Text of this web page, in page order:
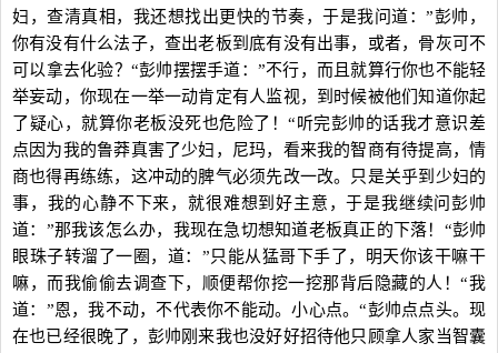
妇，查清真相，我还想找出更快的节奏，于是我问道：”彭帅，
你有没有什么法子，查出老板到底有没有出事，或者，骨灰可不
可以拿去化验？“彭帅摆摆手道：”不行，而且就算行你也不能轻
举妄动，你现在一举一动肯定有人监视，到时候被他们知道你起
了疑心，就算你老板没死也危险了！“听完彭帅的话我才意识差
点因为我的鲁莽真害了少妇，尼玛，看来我的智商有待提高，情
商也得再练练，这冲动的脾气必须先改一改。只是关乎到少妇的
事，我的心静不下来，就很难想到好主意，于是我继续问彭帅
道：”那我该怎么办，我现在急切想知道老板真正的下落！“彭帅
眼珠子转溜了一圈，道：”只能从猛哥下手了，明天你该干嘛干
嘛，而我偷偷去调查下，顺便帮你挖一挖那背后隐藏的人！“我
道：”恩，我不动，不代表你不能动。小心点。“彭帅点点头。现
在也已经很晚了，彭帅刚来我也没好好招待他只顾拿人家当智囊